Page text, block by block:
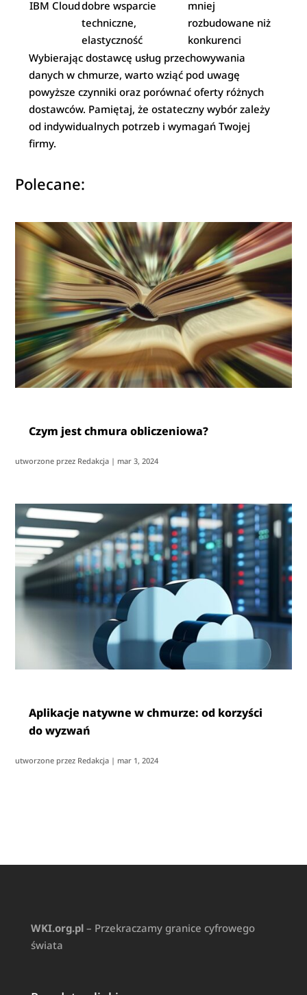
IBM Clouddobre wsparcie
techniczne,
elastyczność
mniej
rozbudowane niż
konkurenci
Wybierając dostawcę usług przechowywania
danych w chmurze, warto wziąć pod uwagę
powyższe czynniki oraz porównać oferty różnych
dostawców. Pamiętaj, że ostateczny wybór zależy
od indywidualnych potrzeb i wymagań Twojej
firmy.
Polecane:
Czym jest chmura obliczeniowa?
utworzone przez Redakcja | mar 3, 2024
Aplikacje natywne w chmurze: od korzyści
do wyzwań
utworzone przez Redakcja | mar 1, 2024
WKI.org.pl– Przekraczamy granice cyfrowego
świata